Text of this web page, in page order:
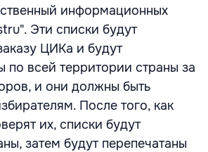
информационных
Эти списки будут
ЦИКа и будут
по всей территории страны за
и они должны быть
После того, как
их, списки будут
затем будут перепечатаны